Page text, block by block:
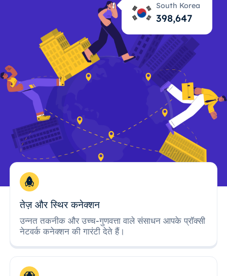
South Korea
398,648
तेज़ और स्थिर कनेक्शन
उन्नत तकनीक और उच्च-गुणवत्ता वाले संसाधन आपके प्रॉक्सी
नेटवर्क कनेक्शन की गारंटी देते हैं।